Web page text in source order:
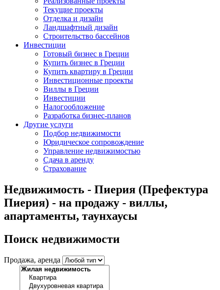
Текущие проекты
Отделка и дизайн
Ландшафтный дизайн
Строительство бассейнов
Инвестиции
Готовый бизнес в Греции
Купить бизнес в Греции
Купить квартиру в Греции
Инвестиционные проекты
Виллы в Греции
Инвестиции
Налогообложение
Разработка бизнес-планов
Другие услуги
Подбор недвижимости
Юридическое сопровождение
Управление недвижимостью
Сдача в аренду
Страхование
Недвижимость - Пиерия (Префектура
Пиерия) - на продажу - виллы,
апартаменты, таунхаусы
Поиск недвижимости
Продажа, аренда